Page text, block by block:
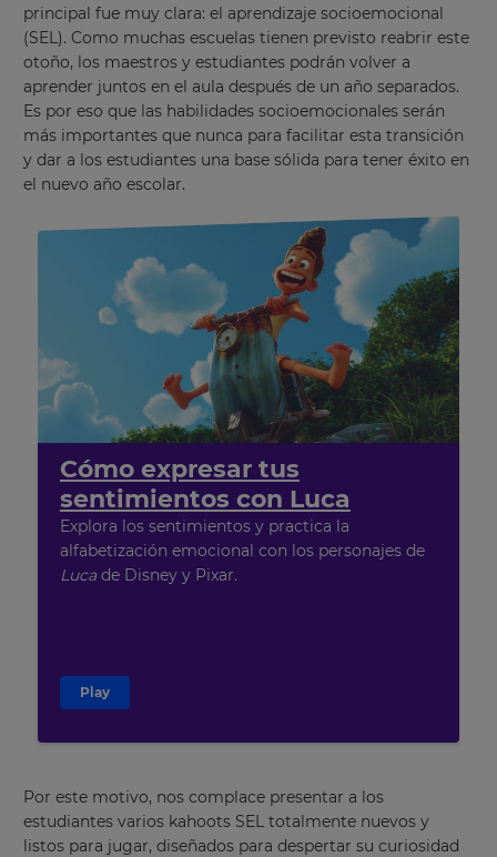
principal fue muy clara: el aprendizaje socioemocional
(SEL). Como muchas escuelas tienen previsto reabrir este
otoño, los maestros y estudiantes podrán volver a
aprender juntos en el aula después de un año separados.
Es por eso que las habilidades socioemocionales serán
más importantes que nunca para facilitar esta transición
y dar a los estudiantes una base sólida para tener éxito en
el nuevo año escolar.
Cómo expresar tus
sentimientos con Luca
Explora los sentimientos y practica la
alfabetización emocional con los personajes de
Luca de Disney y Pixar.
Play
Por este motivo, nos complace presentar a los
estudiantes varios kahoots SEL totalmente nuevos y
listos para jugar, diseñados para despertar su curiosidad